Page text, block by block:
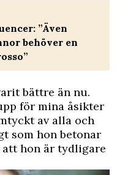
”Även
behöver en
bättre än nu.
för mina åsikter
av alla och
som hon betonar
hon är tydligare